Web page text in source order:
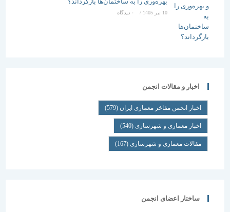
/ ۰ دیدگاه
اخبار و مقالات انجمن
اخبار انجمن مفاخر معماری ایران (579)
اخبار معماری و شهرسازی(540)
مقالات معماری و شهرسازی(167)
ساختار اعضای انجمن